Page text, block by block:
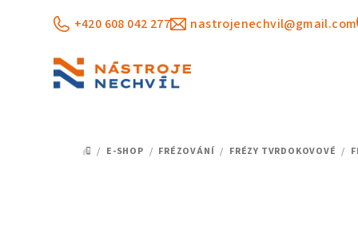
+420 608 042 277 nastrojenechvil@gmail.com
DOMŮ
/ E-SHOP / FRÉZOVÁNÍ / FRÉZY TVRDOKOVOVÉ /